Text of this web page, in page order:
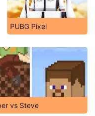
PUBG Pixel
vs Steve